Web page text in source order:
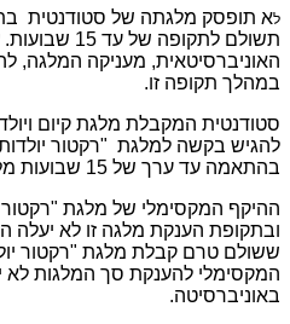
לא תופסק מלגתה של סטודנטית
תשולם לתקופה
האוניברסיטאית, מעניקה המלגה,
במהלך תקופה זו.
סטודנטית המקבלת מלגת קיום
להגיש בקשה למלגת "רקטור
בהתאמה עד ערך של 15 שבועות מלגה.
ובתקופת הענקת מלגה זו לא יעלה
ששולם טרם קבלת מלגת "רקטור
המקסימלי להענקת סך המלגות לא
באוניברסיטה.